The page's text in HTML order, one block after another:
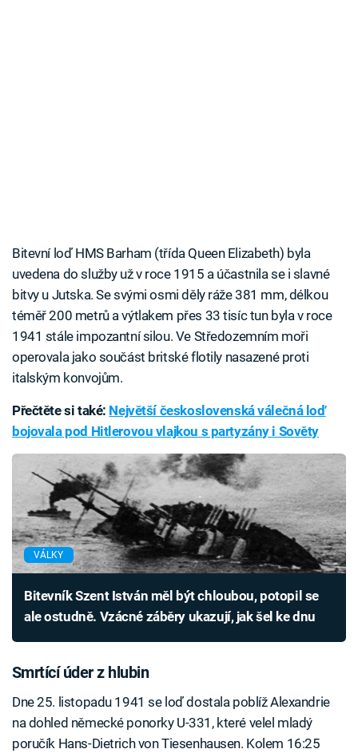
Bitevní loď HMS Barham (třída Queen Elizabeth) byla
uvedena do služby už v roce 1915 a účastnila se i slavné
bitvy u Jutska. Se svými osmi děly ráže 381 mm, délkou
téměř 200 metrů a výtlakem přes 33 tisíc tun byla v roce
1941 stále impozantní silou. Ve Středozemním moři
operovala jako součást britské flotily nasazené proti
italským konvojům.
Přečtěte si také: Největší československá válečná loď
bojovala pod Hitlerovou vlajkou s partyzány i Sověty
VÁLKY
Bitevník Szent István měl být chloubou, potopil se
ale ostudně. Vzácné záběry ukazují, jak šel ke dnu
Smrtící úder z hlubin
Dne 25. listopadu 1941 se loď dostala poblíž Alexandrie
na dohled německé ponorky U-331, které velel mladý
poručík Hans-Dietrich von Tiesenhausen. Kolem 16:25